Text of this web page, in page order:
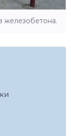
железобетона.